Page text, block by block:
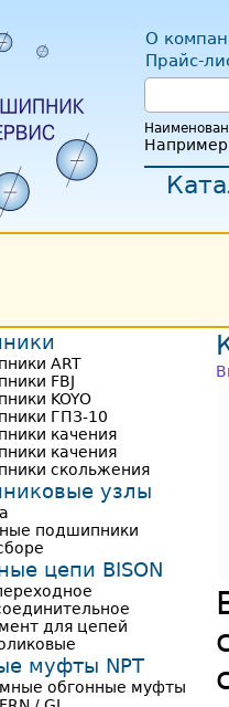
О
Прайс-
ART
FBJ
KOYO
ГПЗ-10
качения
качения
скольжения
узлы
подшипники
цепи BISON
для цепей
муфты NPT
обгонные муфты